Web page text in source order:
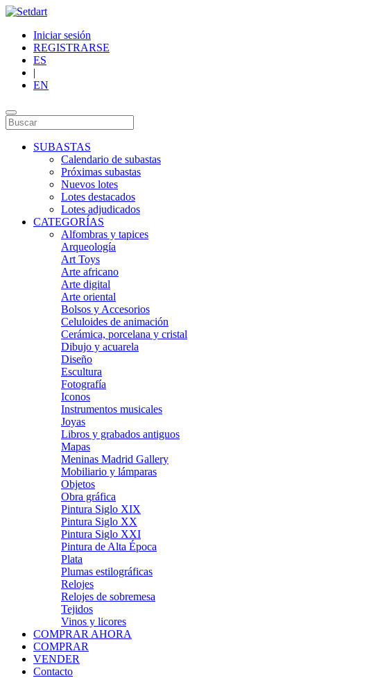
Iniciar sesión
REGISTRARSE
ES
|
EN
SUBASTAS
Calendario de subastas
Próximas subastas
Nuevos lotes
Lotes destacados
Lotes adjudicados
CATEGORÍAS
Alfombras y tapices
Arqueología
Art Toys
Arte africano
Arte digital
Arte oriental
Bolsos y Accesorios
Celuloides de animación
Cerámica, porcelana y cristal
Dibujo y acuarela
Diseño
Escultura
Fotografía
Iconos
Instrumentos musicales
Joyas
Libros y grabados antiguos
Mapas
Meninas Madrid Gallery
Mobiliario y lámparas
Objetos
Obra gráfica
Pintura Siglo XIX
Pintura Siglo XX
Pintura Siglo XXI
Pintura de Alta Época
Plata
Plumas estilográficas
Relojes
Relojes de sobremesa
Tejidos
Vinos y licores
COMPRAR AHORA
COMPRAR
VENDER
Contacto